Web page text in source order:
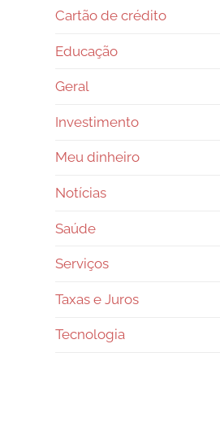
Cartão de crédito
Educação
Geral
Investimento
Meu dinheiro
Notícias
Saúde
Serviços
Taxas e Juros
Tecnologia